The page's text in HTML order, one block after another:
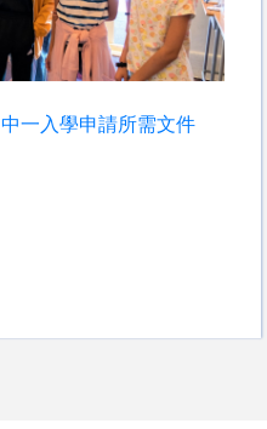
中一入學申請所需文件